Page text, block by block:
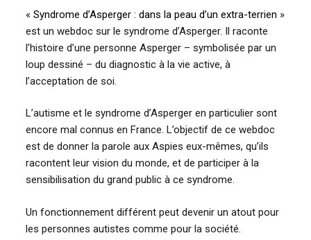
«Syndrome d’Asperger : dans la peau d’un extra-terrien »
est un webdoc sur le syndrome d’Asperger. Il raconte
l’histoire d’une personne Asperger – symbolisée par un
loup dessiné – du diagnostic à la vie active, à
l’acceptation de soi.
L’autisme et le syndrome d’Asperger en particulier sont
encore mal connus en France. L’objectif de ce webdoc
est de donner la parole aux Aspies eux-mêmes, qu’ils
racontent leur vision du monde, et de participer à la
sensibilisation du grand public à ce syndrome.
Un fonctionnement différent peut devenir un atout pour
les personnes autistes comme pour la société.